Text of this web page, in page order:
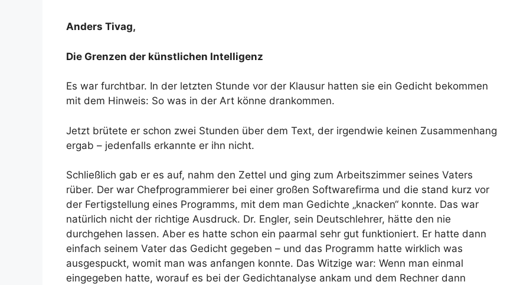
Anders Tivag,
Die Grenzen der künstlichen Intelligenz
Es war furchtbar. In der letzten Stunde vor der Klausur hatten sie ein Gedicht bekommen
mit dem Hinweis: So was in der Art könne drankommen.
Jetzt brütete er schon zwei Stunden über dem Text, der irgendwie keinen Zusammenhang
ergab – jedenfalls erkannte er ihn nicht.
Schließlich gab er es auf, nahm den Zettel und ging zum Arbeitszimmer seines Vaters
rüber. Der war Chefprogrammierer bei einer großen Softwarefirma und die stand kurz vor
der Fertigstellung eines Programms, mit dem man Gedichte „knacken“ konnte. Das war
natürlich nicht der richtige Ausdruck. Dr. Engler, sein Deutschlehrer, hätte den nie
durchgehen lassen. Aber es hatte schon ein paarmal sehr gut funktioniert. Er hatte dann
einfach seinem Vater das Gedicht gegeben – und das Programm hatte wirklich was
ausgespuckt, womit man was anfangen konnte. Das Witzige war: Wenn man einmal
eingegeben hatte, worauf es bei der Gedichtanalyse ankam und dem Rechner dann